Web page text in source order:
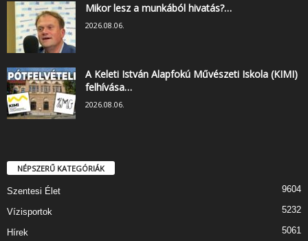
Mikor lesz a munkából hivatás?…
2026.08.06.
A Keleti István Alapfokú Művészeti Iskola (KIMI)
felhívása…
2026.08.06.
NÉPSZERŰ KATEGÓRIÁK
Szentesi Élet 9604
Vízisportok 5232
Hírek 5061